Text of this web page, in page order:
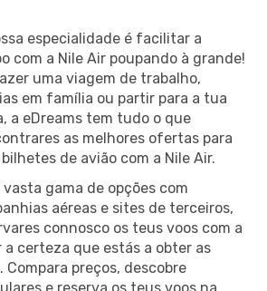
especialidade é facilitar a
com a Nile Air poupando à grande!
uma viagem de trabalho,
em família ou partir para a tua
a eDreams tem tudo o que
as melhores ofertas para
de avião com a Nile Air.
gama de opções com
aéreas e sites de terceiros,
connosco os teus voos com a
a certeza que estás a obter as
preços, descobre